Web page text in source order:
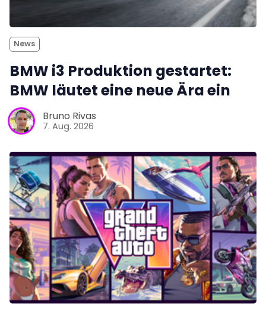
News
BMW i3 Produktion gestartet:
BMW läutet eine neue Ära ein
Bruno Rivas
7. Aug. 2026